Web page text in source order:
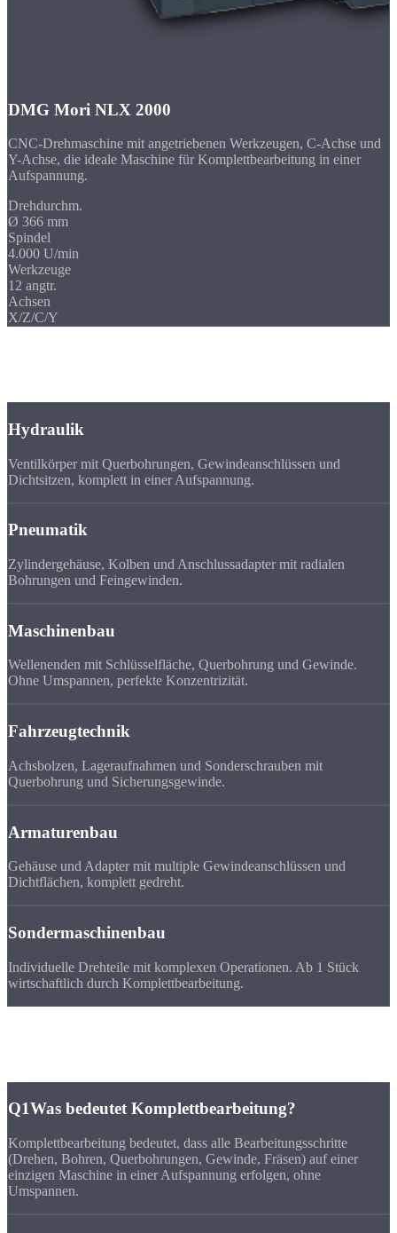
DMG Mori NLX 2000
CNC-Drehmaschine mit angetriebenen Werkzeugen, C-Achse und
Y-Achse, die ideale Maschine für Komplettbearbeitung in einer
Aufspannung.
Drehdurchm.
Ø 366 mm
Spindel
4.000 U/min
Werkzeuge
12 angtr.
Achsen
X/Z/C/Y
Hydraulik
Ventilkörper mit Querbohrungen, Gewindeanschlüssen und
Dichtsitzen, komplett in einer Aufspannung.
Pneumatik
Zylindergehäuse, Kolben und Anschlussadapter mit radialen
Bohrungen und Feingewinden.
Maschinenbau
Wellenenden mit Schlüsselfläche, Querbohrung und Gewinde.
Ohne Umspannen, perfekte Konzentrizität.
Fahrzeugtechnik
Achsbolzen, Lageraufnahmen und Sonderschrauben mit
Querbohrung und Sicherungsgewinde.
Armaturenbau
Gehäuse und Adapter mit multiple Gewindeanschlüssen und
Dichtflächen, komplett gedreht.
Sondermaschinenbau
Individuelle Drehteile mit komplexen Operationen. Ab 1 Stück
wirtschaftlich durch Komplettbearbeitung.
Q1Was bedeutet Komplettbearbeitung?
Komplettbearbeitung bedeutet, dass alle Bearbeitungsschritte
(Drehen, Bohren, Querbohrungen, Gewinde, Fräsen) auf einer
einzigen Maschine in einer Aufspannung erfolgen, ohne
Umspannen.